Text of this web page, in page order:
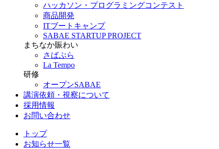
ハッカソン・プログラミングコンテスト
商品開発
ITブートキャンプ
SABAE STARTUP PROJECT
まちなか賑わい
さばぷら
La Tempo
研修
オープンSABAE
講演依頼・視察について
採用情報
お問い合わせ
トップ
お知らせ一覧